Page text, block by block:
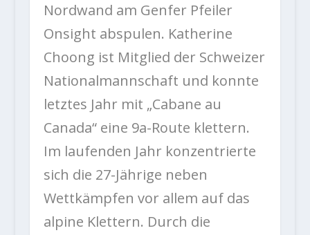
Nordwand am Genfer Pfeiler
Onsight abspulen. Katherine
Choong ist Mitglied der Schweizer
Nationalmannschaft und konnte
letztes Jahr mit „Cabane au
Canada“ eine 9a-Route klettern.
Im laufenden Jahr konzentrierte
sich die 27-Jährige neben
Wettkämpfen vor allem auf das
alpine Klettern. Durch die